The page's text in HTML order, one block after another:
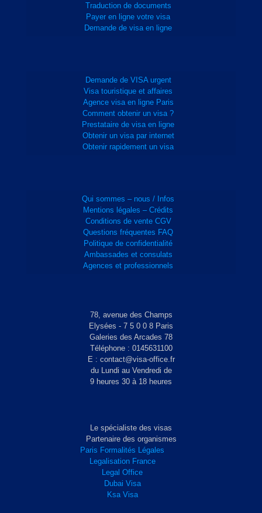
Traduction de documents
Payer en ligne votre visa
Demande de visa en ligne
Demande de VISA urgent
Visa touristique et affaires
Agence visa en ligne Paris
Comment obtenir un visa ?
Prestataire de visa en ligne
Obtenir un visa par internet
Obtenir rapidement un visa
Qui sommes – nous / Infos
Mentions légales – Crédits
Conditions de vente CGV
Questions fréquentes FAQ
Politique de confidentialité
Ambassades et consulats
Agences et professionnels
78, avenue des Champs
Elysées - 7 5 0 0 8 Paris
Galeries des Arcades 78
Téléphone : 0145631100
E : contact@visa-office.fr
du Lundi au Vendredi de
9 heures 30 à 18 heures
Le spécialiste des visas
Partenaire des organismes
Paris Formalités Légales
Legalisation France
Legal Office
Dubai Visa
Ksa Visa